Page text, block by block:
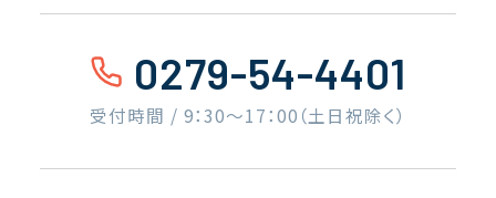
0279-54-4401
受付時間 / 9：30〜17：00（土日祝除く）